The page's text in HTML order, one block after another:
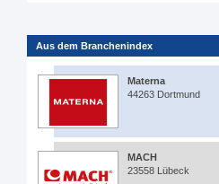
Aus dem Branchenindex
Materna
44263 Dortmund
MACH
23558 Lübeck